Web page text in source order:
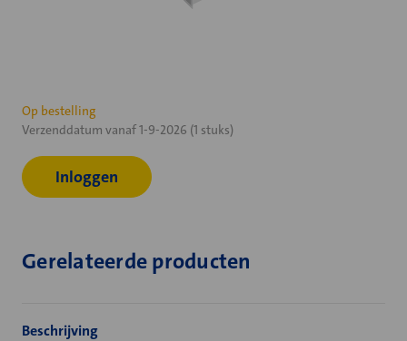
Huidige
voorraad:
Op bestelling
Verzenddatum vanaf 1-9-2026 (1 stuks)
Inloggen
Gerelateerde producten
Beschrijving